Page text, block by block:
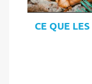
CE QUE